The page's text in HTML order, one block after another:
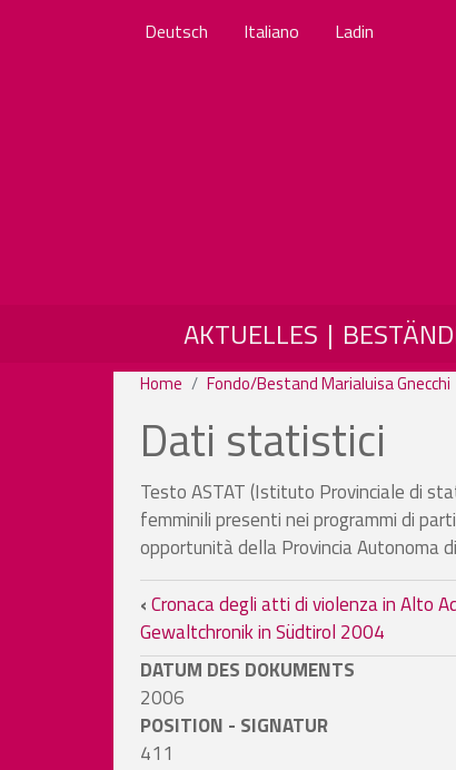
Deutsch Italiano Ladin
MAIN
AKTUELLES
Home Fondo/Bestand Marialuisa Gnecchi
Dati statistici
Testo ASTAT (Istituto Provinciale di
femminili presenti nei programmi di
opportunità della Provincia Autonoma
Book traversal links
‹Cronaca degli atti di violenza in Alto
Gewaltchronik in Südtirol 2004
DATUM DES DOKUMENTS
2006
POSITION - SIGNATUR
411